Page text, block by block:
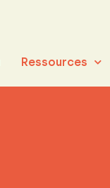
Ressources